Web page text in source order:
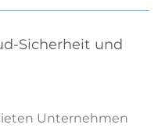
Sicherheit und
Unternehmen